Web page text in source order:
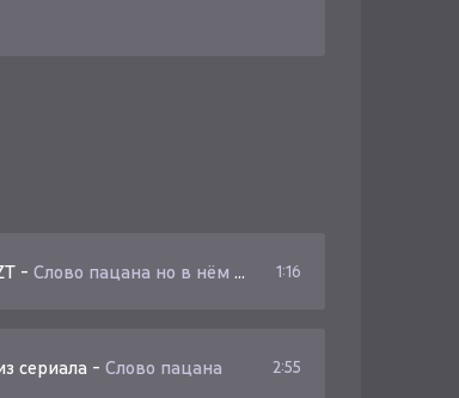
-Слово пацана но в нём страх и боль 1:16
сериала -Слово пацана 2:55